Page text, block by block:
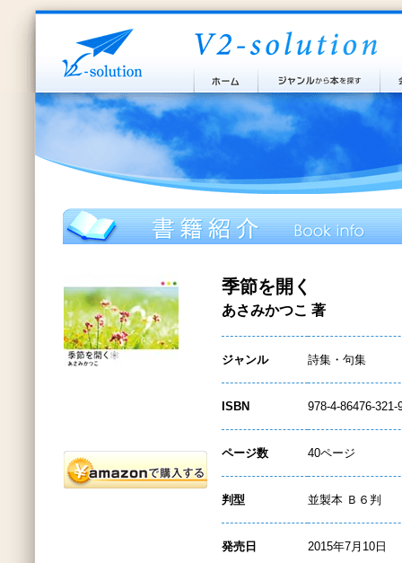
季節を開く
あさみかつこ 著
ジャンル 詩集・句集
ISBN 978-4-86476-321-
ページ数 40ページ
判型 並製本 Ｂ６判
発売日 2015年7月10日